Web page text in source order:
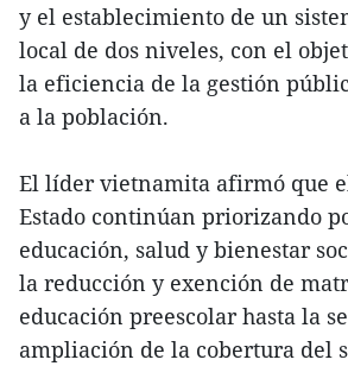
y el establecimiento de un
local de dos niveles, con el
la eficiencia de la gestión
a la población.
El líder vietnamita afirmó que
Estado continúan priorizando
educación, salud y bienestar
la reducción y exención de
educación preescolar hasta la
ampliación de la cobertura del